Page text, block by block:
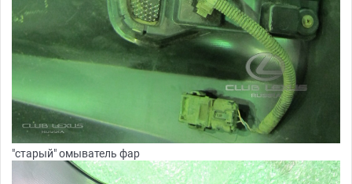
"старый" омыватель фар